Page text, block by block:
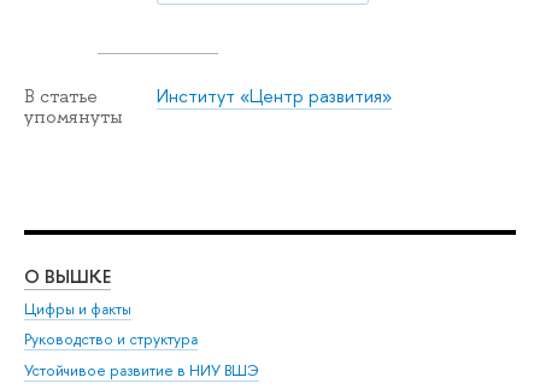
В статье
упомянуты
Институт «Центр развития»
О ВЫШКЕ
Цифры и факты
Руководство и структура
Устойчивое развитие в НИУ ВШЭ